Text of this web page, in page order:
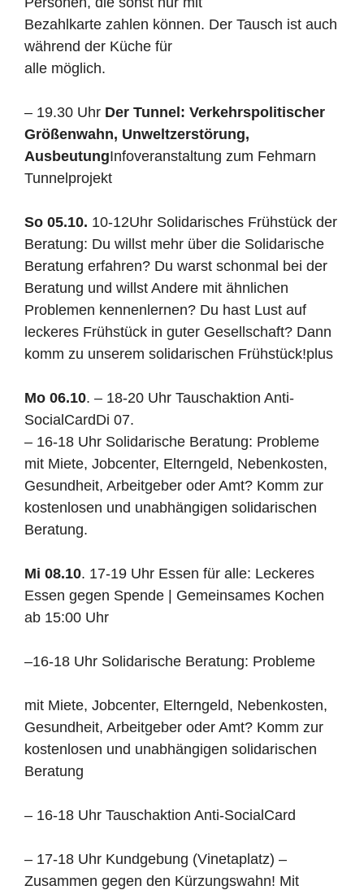
Bezahlkarte zahlen können. Der Tausch ist auch
während der Küche für
alle möglich.
– 19.30 Uhr Der Tunnel: Verkehrspolitischer
Größenwahn, Unweltzerstörung,
AusbeutungInfoveranstaltung zum Fehmarn
Tunnelprojekt
So 05.10. 10-12Uhr Solidarisches Frühstück der
Beratung: Du willst mehr über die Solidarische
Beratung erfahren? Du warst schonmal bei der
Beratung und willst Andere mit ähnlichen
Problemen kennenlernen? Du hast Lust auf
leckeres Frühstück in guter Gesellschaft? Dann
komm zu unserem solidarischen Frühstück!plus
Mo 06.10. – 18-20 Uhr Tauschaktion Anti-
SocialCardDi 07.
– 16-18 Uhr Solidarische Beratung: Probleme
mit Miete, Jobcenter, Elterngeld, Nebenkosten,
Gesundheit, Arbeitgeber oder Amt? Komm zur
kostenlosen und unabhängigen solidarischen
Beratung.
Mi 08.10. 17-19 Uhr Essen für alle: Leckeres
Essen gegen Spende | Gemeinsames Kochen
ab 15:00 Uhr
–16-18 Uhr Solidarische Beratung: Probleme
mit Miete, Jobcenter, Elterngeld, Nebenkosten,
Gesundheit, Arbeitgeber oder Amt? Komm zur
kostenlosen und unabhängigen solidarischen
Beratung
– 16-18 Uhr Tauschaktion Anti-SocialCard
– 17-18 Uhr Kundgebung (Vinetaplatz) –
Zusammen gegen den Kürzungswahn! Mit